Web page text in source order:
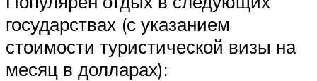
государствах (с указанием
стоимости туристической визы на
месяц в долларах):